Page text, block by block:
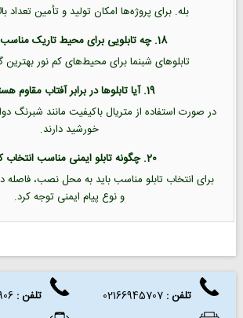
بله. برای پروژه‌ها امکان تولید و تأمین تعداد
18. چه تابلویی برای محیط تاریک مناسب است؟
تابلوهای شبنما برای محیط‌های کم نور بهترین
19. آیا تابلوها در برابر آفتاب مقاوم هستند؟
در صورت استفاده از متریال باکیفیت مانند شبرنگ
خورشید دارند.
20. چگونه تابلو ایمنی مناسب انتخاب کنیم؟
برای انتخاب تابلو مناسب باید به محل نصب،
و نوع پیام ایمنی توجه کرد.
تلفن : تلفن: